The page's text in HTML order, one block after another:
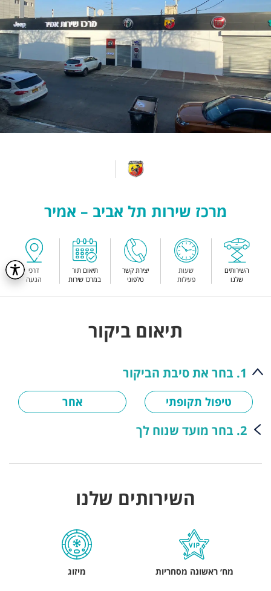
מרכז שירות תל אביב – אמיר
השירותים
שלנו
שעות
פעילות
יצירת קשר
טלפוני
תיאום תור
במרכז שירות
דרכי
הגעה
תיאום ביקור
1. בחר את סיבת הביקור
טיפול תקופתי אחר
2. בחר מועד שנוח לך
השירותים שלנו
מח׳ ראשונה מסחריות מיזוג